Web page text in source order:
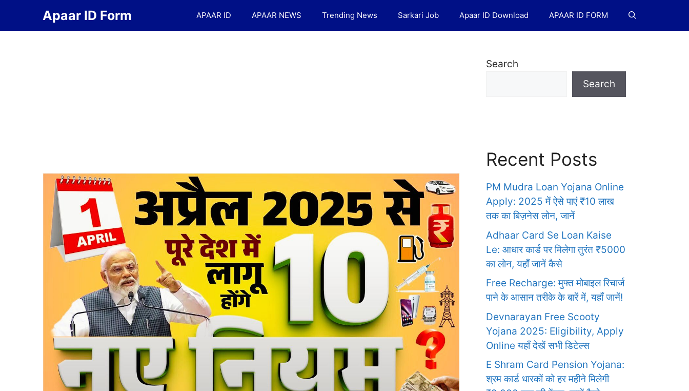
Apaar ID Form APAAR ID APAAR NEWS Trending News Sarkari Job Apaar ID Download APAAR ID FORM
Search
Search
Recent Posts
PM Mudra Loan Yojana Online
Apply: 2025 में ऐसे पाएं ₹10 लाख
तक का बिज़नेस लोन, जानें
Adhaar Card Se Loan Kaise
Le: आधार कार्ड पर मिलेगा तुरंत ₹5000
का लोन, यहाँ जानें कैसे
Free Recharge: मुफ्त मोबाइल रिचार्ज
पाने के आसान तरीके के बारें में, यहाँ जानें!
Devnarayan Free Scooty
Yojana 2025: Eligibility, Apply
Online यहाँ देखें सभी डिटेल्स
E Shram Card Pension Yojana:
श्रम कार्ड धारकों को हर महीने मिलेगी